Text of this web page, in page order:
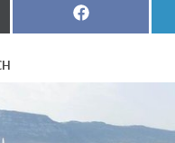
X (Twitter) Share on